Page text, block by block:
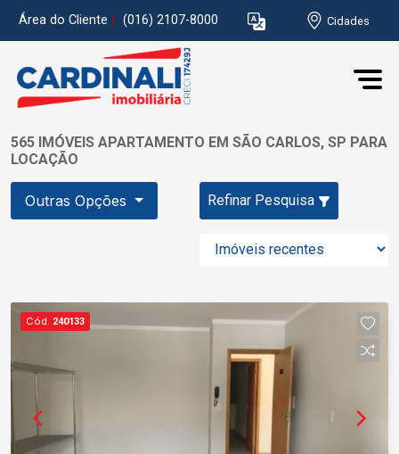
Área do Cliente (016) 2107-8000 Cidades
565 IMÓVEIS APARTAMENTO EM SÃO CARLOS, SP PARA
LOCAÇÃO
Outras Opções Refinar Pesquisa
Cód. 240133